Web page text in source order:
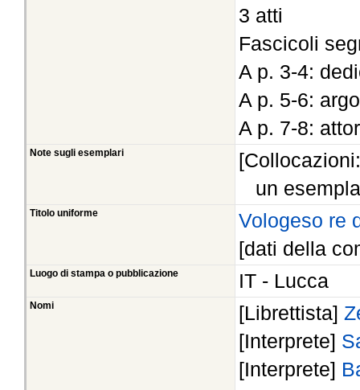
3 atti
Fascicoli
A p. 3-4:
A p. 5-6:
A p. 7-8:
Note sugli esemplari
un
Titolo uniforme
Vologeso re
[dati della
Luogo di stampa o pubblicazione IT - Lucca
Nomi [Librettista]
[Interprete]
[Interprete]